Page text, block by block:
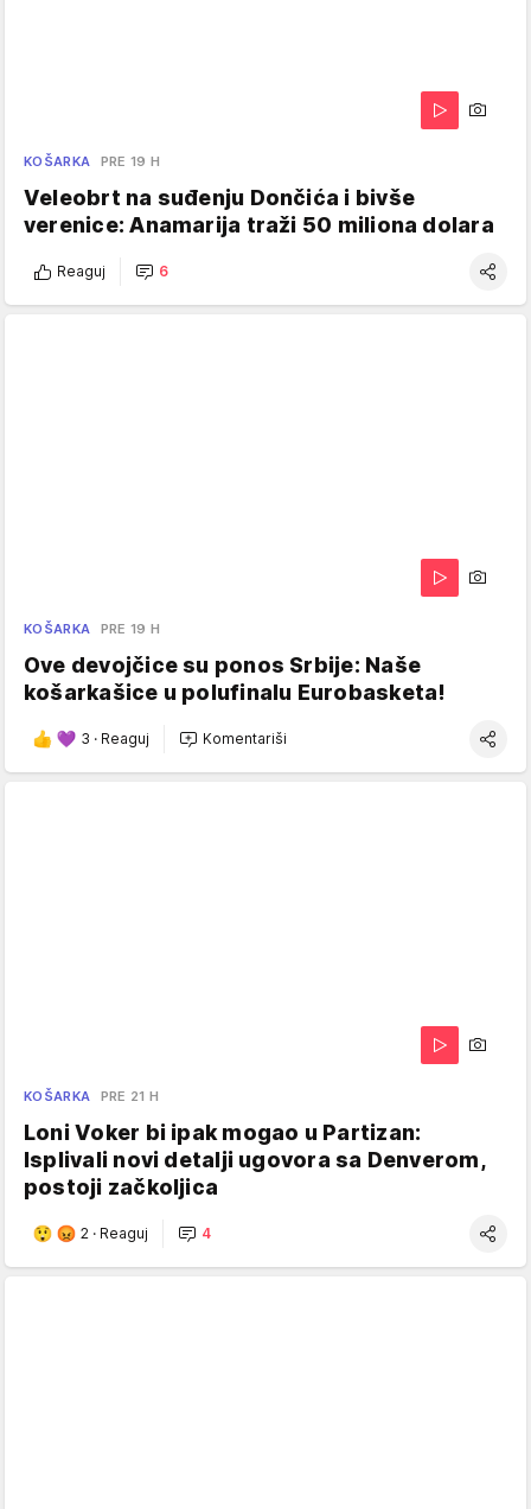
KOŠARKA PRE 19 H
Veleobrt na suđenju Dončića i bivše
verenice: Anamarija traži 50 miliona dolara
Reaguj 6
KOŠARKA PRE 19 H
Ove devojčice su ponos Srbije: Naše
košarkašice u polufinalu Eurobasketa!
3 · Reaguj Komentariši
KOŠARKA PRE 21 H
Loni Voker bi ipak mogao u Partizan:
Isplivali novi detalji ugovora sa Denverom,
postoji začkoljica
2 · Reaguj 4